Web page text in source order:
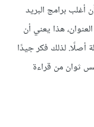
أغلب برامج البريد
هذا يعني أن
أصلًا. لذلك فكر جيدًا
ثوان من قراءة